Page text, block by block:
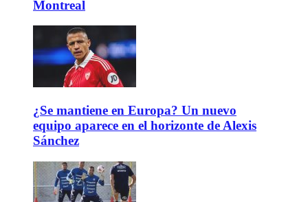
Montreal
¿Se mantiene en Europa? Un nuevo
equipo aparece en el horizonte de Alexis
Sánchez